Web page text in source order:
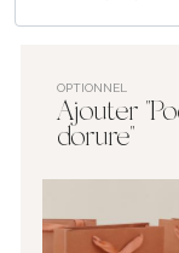
OPTIONNEL
Ajouter
dorure"